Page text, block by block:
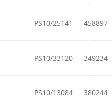
PS10/25141 458897
PS10/33120 349234
PS10/13084 380244